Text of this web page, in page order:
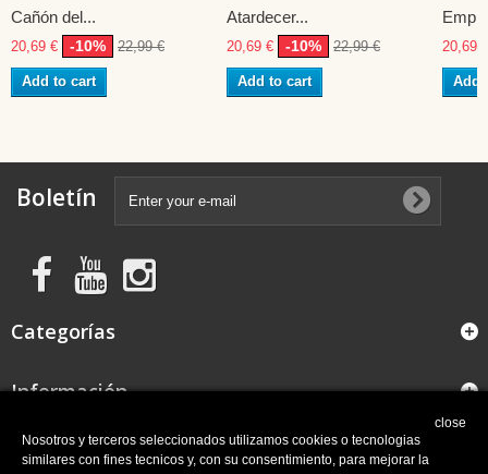
Cañón del...
20,69 € -10% 22,99 €
Add to cart
Atardecer...
20,69 € -10% 22,99 €
Add to cart
20,69 €
Add
Boletín
Categorías
Información
close
Nosotros y terceros seleccionados utilizamos cookies o tecnologias
similares con fines tecnicos y, con su consentimiento, para mejorar la